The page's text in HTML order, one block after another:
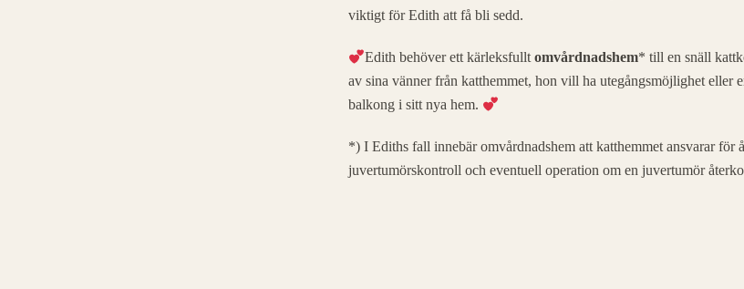
viktigt för Edith att få bli sedd.
Edith behöver ett kärleksfulltomvårdnadshem* till en snäll
av sina vänner från katthemmet, hon vill ha utegångsmöjlighet eller
balkong i sitt nya hem.
*) I Ediths fall innebär omvårdnadshem att katthemmet ansvarar för
juvertumörskontroll och eventuell operation om en juvertumör